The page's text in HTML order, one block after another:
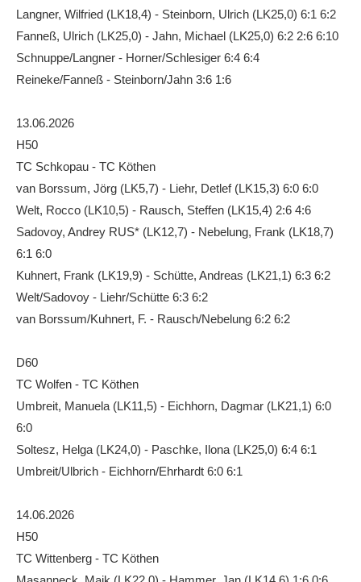
Erwachsene
Jugend
Trainer
Platz buchen
Kinder- und Jugendtraining
EVENTS & TURNIERE
4-Städte-Turnier
Unternehmer-Cup 2026
Jugend 2026
Vereinsturniere 2026
Langner, Wilfried (LK18,4) - Steinborn, Ulrich (LK25,0) 6:1 6:2
Fanneß, Ulrich (LK25,0) - Jahn, Michael (LK25,0) 6:2 2:6 6:10
Schnuppe/Langner - Horner/Schlesiger 6:4 6:4
Reineke/Fanneß - Steinborn/Jahn 3:6 1:6
13.06.2026
H50
TC Schkopau - TC Köthen
van Borssum, Jörg (LK5,7) - Liehr, Detlef (LK15,3) 6:0 6:0
Welt, Rocco (LK10,5) - Rausch, Steffen (LK15,4) 2:6 4:6
Sadovoy, Andrey RUS* (LK12,7) - Nebelung, Frank (LK18,7)
6:1 6:0
Kuhnert, Frank (LK19,9) - Schütte, Andreas (LK21,1) 6:3 6:2
Welt/Sadovoy - Liehr/Schütte 6:3 6:2
van Borssum/Kuhnert, F. - Rausch/Nebelung 6:2 6:2
D60
TC Wolfen - TC Köthen
Umbreit, Manuela (LK11,5) - Eichhorn, Dagmar (LK21,1) 6:0
6:0
Soltesz, Helga (LK24,0) - Paschke, Ilona (LK25,0) 6:4 6:1
Umbreit/Ulbrich - Eichhorn/Ehrhardt 6:0 6:1
14.06.2026
H50
TC Wittenberg - TC Köthen